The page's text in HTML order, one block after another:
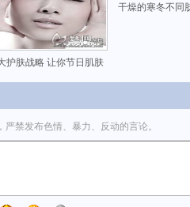
护肤战略 让你节日肌肤
干燥的寒冬不同
禁发布色情、暴力、反动的言论。